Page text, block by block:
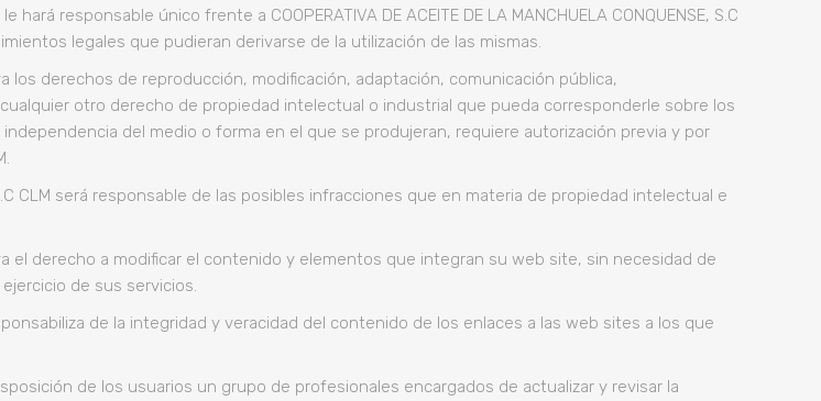
responsable único frente a COOPERATIVA DE ACEITE DE LA MANCHUELA CONQUENSE, S.C
legales que pudieran derivarse de la utilización de las mismas.
los derechos de reproducción, modificación, adaptación, comunicación pública,
otro derecho de propiedad intelectual o industrial que pueda corresponderle sobre los
del medio o forma en el que se produjeran, requiere autorización previa y por
S.C CLM será responsable de las posibles infracciones que en materia de propiedad intelectual e
el derecho a modificar el contenido y elementos que integran su web site, sin necesidad de
de sus servicios.
responsabiliza de la integridad y veracidad del contenido de los enlaces a las web sites a los que
disposición de los usuarios un grupo de profesionales encargados de actualizar y revisar la